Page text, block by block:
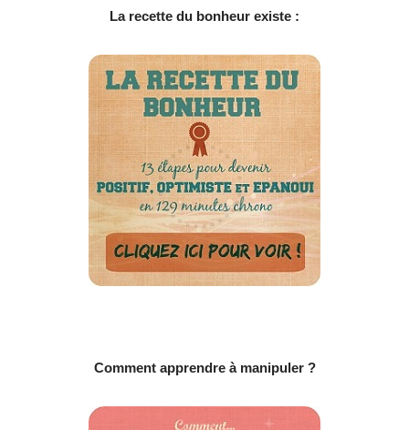
La recette du bonheur existe :
Comment apprendre à manipuler ?